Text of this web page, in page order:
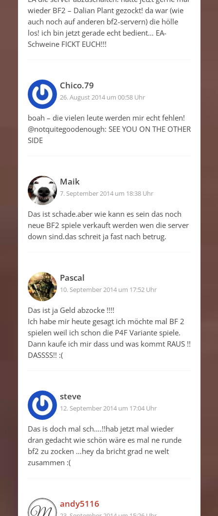
wieder BF2 – Dalian Plant gezockt! da war (wie
auch noch auf anderen bf2-servern) die hölle
los! ich bin jetzt gerade echt bedient… EA-
Schweine FICKT EUCH!!!
Chico.79
26. August 2014 um 00:58 Uhr
boah – die vielen leute werden mir echt fehlen!
@notquitegoodenough: SEE YOU ON THE OTHER
SIDE
Maik
7. September 2014 um 18:38 Uhr
Das ist schade.aber wie kann es sein das noch
neue BF2 spiele verkauft werden wen die server
down sind.das schreit ja fast nach betrug.
Pascal
10. September 2014 um 17:52 Uhr
Das ist ja Geld abzocke !!!!
Ich habe mir heute gesagt ich möchte mal BF 2
spielen weil ich schon die P4F Variante spiele.
Dann kaufe ich mir dass und was kommt RAUS !!
DASSSS!! :(
steve
12. September 2014 um 17:04 Uhr
Das is doch mal sch….!!hab jetzt mal wieder
dran gedacht wie schön wäre es mal ne runde
bf2 zu zocken …hey da bricht grad ne welt
zusammen :(
andy5116